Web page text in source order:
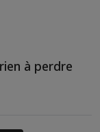
à perdre